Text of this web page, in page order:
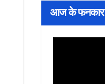
आज के फनकार